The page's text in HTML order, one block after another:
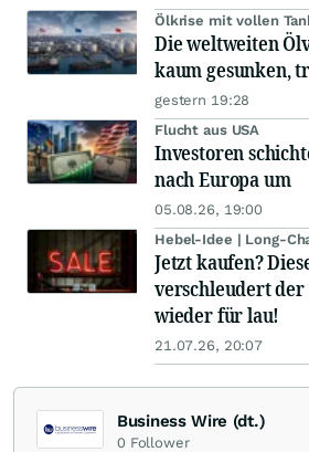
Ölkrise mit vollen
Die weltweiten
kaum gesunken,
gestern 19:28
Flucht aus USA
Investoren
nach Europa um
05.08.26, 19:00
Hebel-Idee | Long-
Jetzt kaufen?
verschleudert
wieder für lau!
21.07.26, 20:07
Business Wire (dt.)
0 Follower